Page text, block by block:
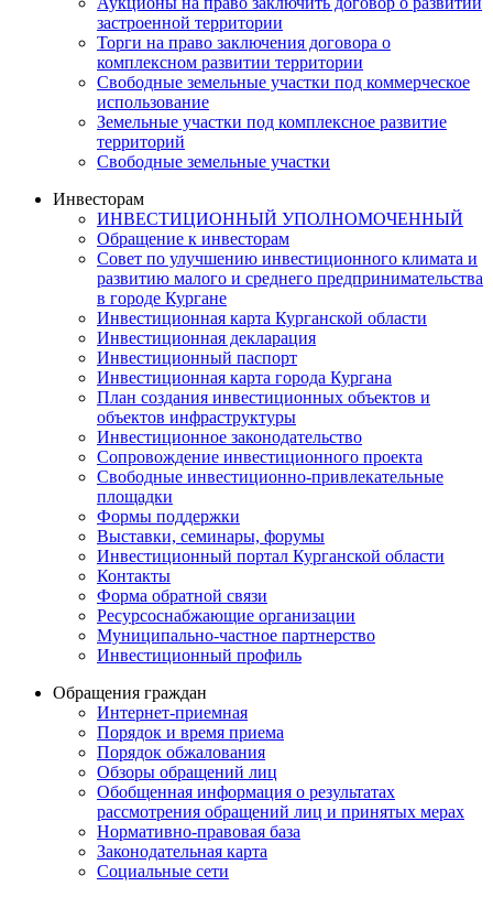
застроенной территории
Торги на право заключения договора о
комплексном развитии территории
Свободные земельные участки под коммерческое
использование
Земельные участки под комплексное развитие
территорий
Свободные земельные участки
Инвесторам
ИНВЕСТИЦИОННЫЙ УПОЛНОМОЧЕННЫЙ
Обращение к инвесторам
Совет по улучшению инвестиционного климата и
развитию малого и среднего предпринимательства
в городе Кургане
Инвестиционная карта Курганской области
Инвестиционная декларация
Инвестиционный паспорт
Инвестиционная карта города Кургана
План создания инвестиционных объектов и
объектов инфраструктуры
Инвестиционное законодательство
Сопровождение инвестиционного проекта
Свободные инвестиционно-привлекательные
площадки
Формы поддержки
Выставки, семинары, форумы
Инвестиционный портал Курганской области
Контакты
Форма обратной связи
Ресурсоснабжающие организации
Муниципально-частное партнерство
Инвестиционный профиль
Обращения граждан
Интернет-приемная
Порядок и время приема
Порядок обжалования
Обзоры обращений лиц
Обобщенная информация о результатах
рассмотрения обращений лиц и принятых мерах
Нормативно-правовая база
Законодательная карта
Социальные сети